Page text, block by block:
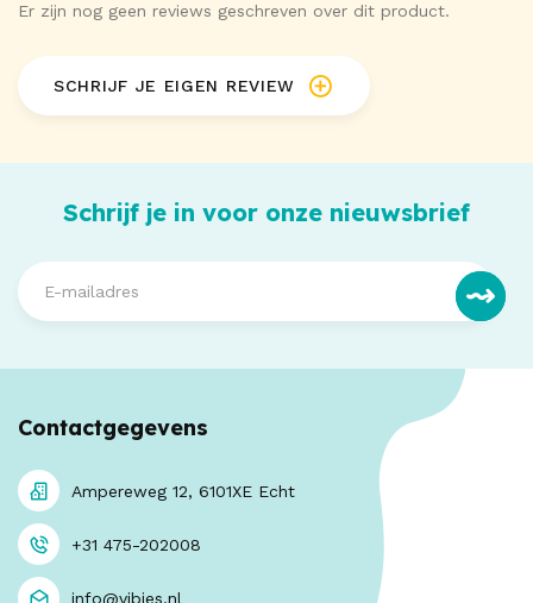
Er zijn nog geen reviews geschreven over dit product.
SCHRIJF JE EIGEN REVIEW
Schrijf je in voor onze nieuwsbrief
Contactgegevens
Ampereweg 12, 6101XE Echt
+31 475-202008
info@vibies.nl